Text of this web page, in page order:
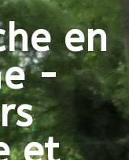
en
-